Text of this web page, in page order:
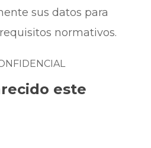
sus datos para
normativos.
este